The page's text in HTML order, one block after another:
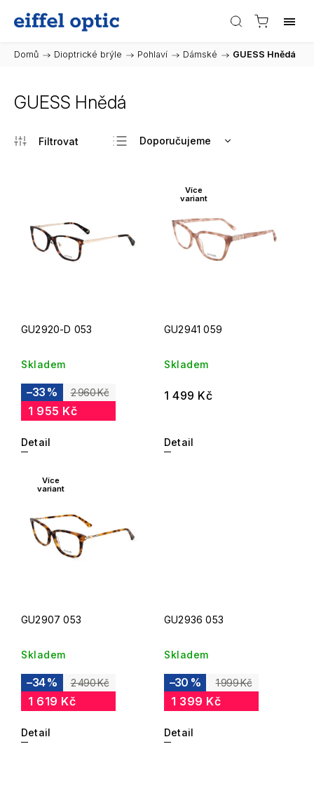
Domů / Dioptrické brýle / Pohlaví / Dámské / GUESS Hnědá
GUESS Hnědá
Doporučujeme
Nejdražší
Abecedně
GU2920-D 053
Skladem
2 960 Kč
–33 %
1 955 Kč
Detail
Více
variant
GU2941 059
Skladem
1 499 Kč
Detail
Více
variant
GU2907 053
Skladem
2 490 Kč
–34 %
1 619 Kč
Detail
GU2936 053
Skladem
1 999 Kč
–30 %
1 399 Kč
Detail